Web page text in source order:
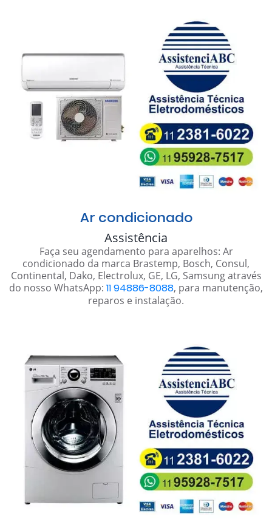
Ar condicionado
Assistência
Faça seu agendamento para aparelhos: Ar
condicionado da marca Brastemp, Bosch, Consul,
Continental, Dako, Electrolux, GE, LG, Samsung através
do nosso WhatsApp: 11 94886-8088, para manutenção,
reparos e instalação.